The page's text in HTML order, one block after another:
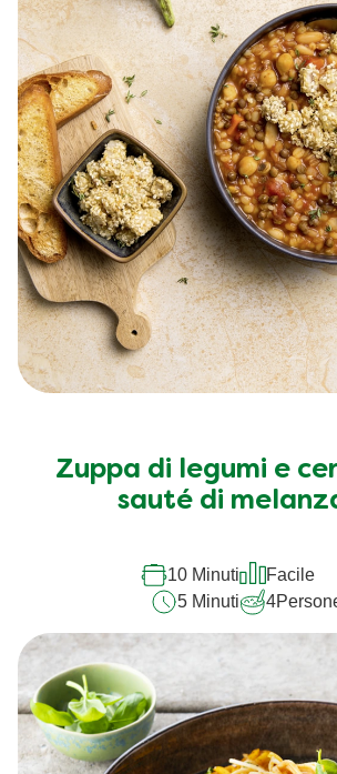
Zuppa di legumi e
sauté di
10 Minuti
Facile
5 Minuti
4